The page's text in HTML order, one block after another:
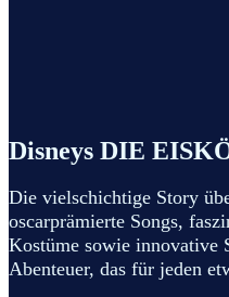
Disneys DIE
Die vielschichtige Story
oscarprämierte Songs,
Kostüme sowie innovative
Abenteuer, das für jeden